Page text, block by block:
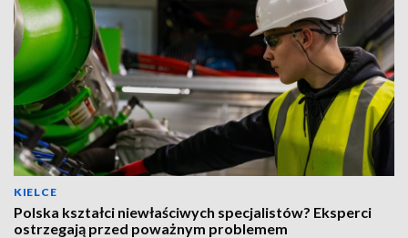
KIELCE
Polska kształci niewłaściwych specjalistów? Eksperci
ostrzegają przed poważnym problemem